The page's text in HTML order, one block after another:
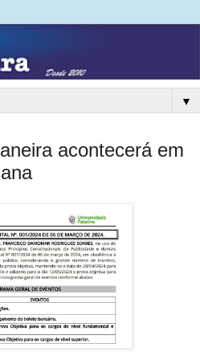
▼
acontecerá em